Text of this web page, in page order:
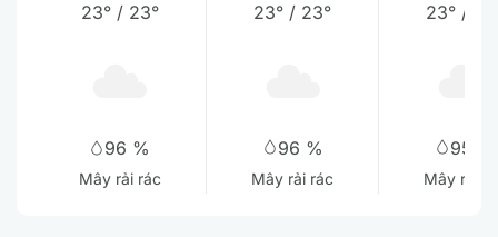
23° / 23°
96 %
Mây rải rác
23° / 23°
96 %
Mây rải rác
23° /
95 %
Mây rải